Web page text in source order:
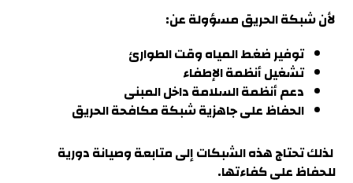
لأن شبكة الحريق مسؤولة عن:
توفير ضغط المياه وقت الطوارئ
تشغيل أنظمة الإطفاء
دعم أنظمة السلامة داخل المبنى
الحفاظ على جاهزية شبكة مكافحة الحريق
لذلك تحتاج هذه الشبكات إلى متابعة وصيانة دورية
للحفاظ على كفاءتها.